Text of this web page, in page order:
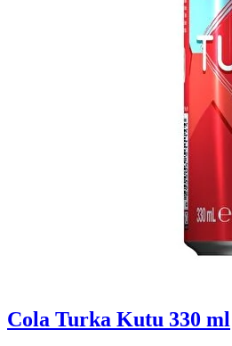
Cola Turka Kutu 330 ml